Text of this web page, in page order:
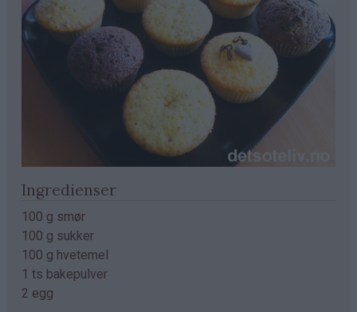
Ingredienser
100 g smør
100 g sukker
100 g hvetemel
1 ts bakepulver
2 egg